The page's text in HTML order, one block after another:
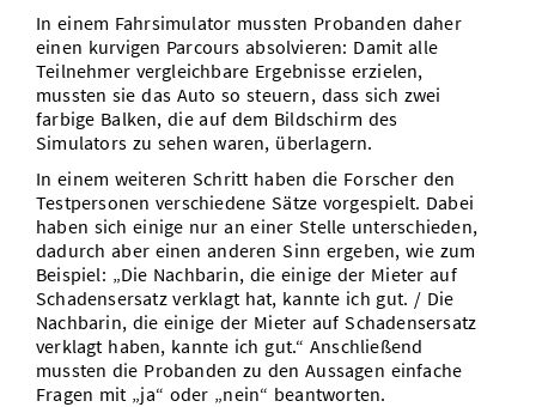
In einem Fahrsimulator mussten Probanden daher
einen kurvigen Parcours absolvieren: Damit alle
Teilnehmer vergleichbare Ergebnisse erzielen,
mussten sie das Auto so steuern, dass sich zwei
farbige Balken, die auf dem Bildschirm des
Simulators zu sehen waren, überlagern.
In einem weiteren Schritt haben die Forscher den
Testpersonen verschiedene Sätze vorgespielt. Dabei
haben sich einige nur an einer Stelle unterschieden,
dadurch aber einen anderen Sinn ergeben, wie zum
Beispiel: „Die Nachbarin, die einige der Mieter auf
Schadensersatz verklagt hat, kannte ich gut. / Die
Nachbarin, die einige der Mieter auf Schadensersatz
verklagt haben, kannte ich gut.“ Anschließend
mussten die Probanden zu den Aussagen einfache
Fragen mit „ja“ oder „nein“ beantworten.